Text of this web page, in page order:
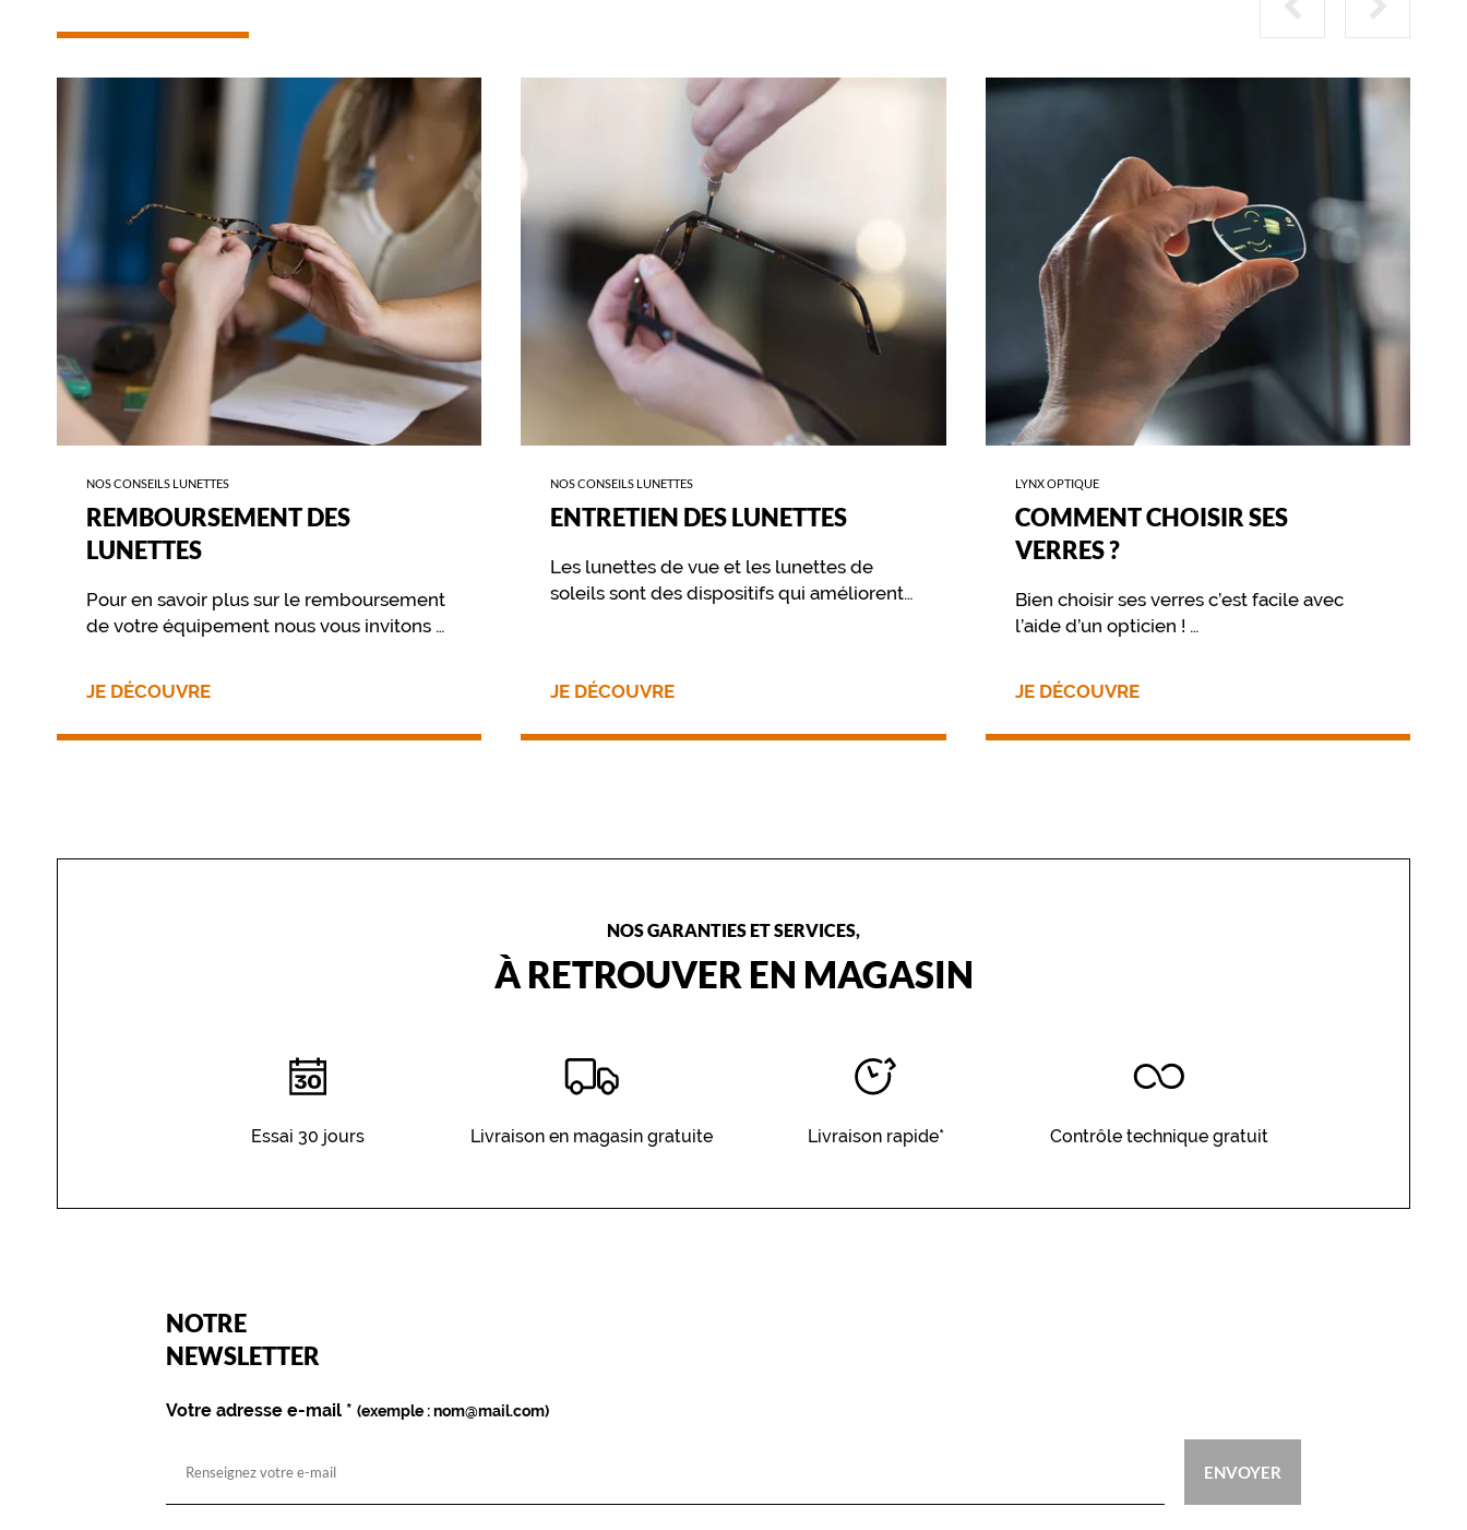
NOS CONSEILS LUNETTES
REMBOURSEMENT DES
LUNETTES
Pour en savoir plus sur le remboursement
de votre équipement nous vous invitons à
JE DÉCOUVRE
NOS CONSEILS LUNETTES
ENTRETIEN DES LUNETTES
Les lunettes de vue et les lunettes de
soleils sont des dispositifs qui améliorent
ses lunettes au travers de quelques
JE DÉCOUVRE
LYNX OPTIQUE
COMMENT CHOISIR SES
VERRES ?
Bien choisir ses verres c’est facile avec
l’aide d’un opticien !
options disponibles pour vos verres
optiques ou solaires.
JE DÉCOUVRE
-
NOS GARANTIES ET SERVICES,
À RETROUVER EN MAGASIN
Essai 30 jours Livraison en magasin gratuite Livraison rapide* Contrôle technique gratuit
NOTRE
NEWSLETTER
Name
Votre adresse e-mail *
(Ce
champ
est
obligatoire)
(exemple : nom@mail.com)
ENVOYER